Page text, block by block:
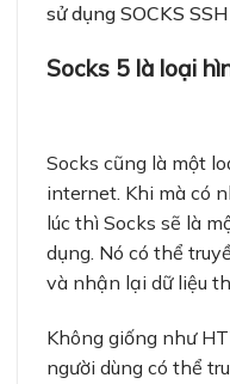
sử dụng SOCKS
Socks 5 là loại
Socks cũng là một
internet. Khi mà có
lúc thì Socks sẽ là
dụng. Nó có thể
và nhận lại dữ liệu
Không giống như
người dùng có thể